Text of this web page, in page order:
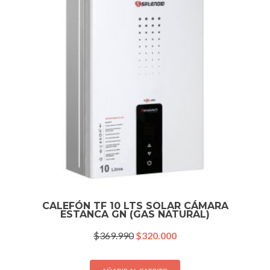
CALEFÓN TF 10 LTS SOLAR CÁMARA
ESTANCA GN (GAS NATURAL)
$369.990 El
original
$320.000El
actual